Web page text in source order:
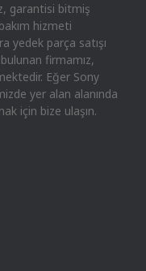
garantisi bitmiş
hizmeti
yedek parça satışı
firmamız,
Eğer Sony
yer alan alanında
için bize ulaşın.